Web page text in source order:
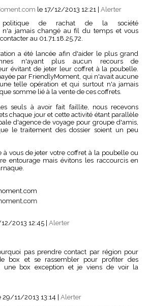
le 17/12/2013 12:21 Alerter
de rachat de la société
n'a jamais changé au fil du temps et vous
au 01.71.18.25.72.
a été lancée afin d'aider le plus grand
n'ayant plus aucun recours de
évitant de jeter leur coffret à la poubelle.
par FriendlyMoment, qui n'avait aucune
telle opération et qui surtout n'a jamais
somme lié à la vente de ces coffrets.
seuls à avoir fait faillite, nous recevons
chaque jour et cette activité étant parallèle
d'agence de voyage pour groupe d'amis,
le traitement des dossier soient un peu
à vous de jeter votre coffret à la poubelle ou
entourage mais évitons les raccourcis en
2013 12:45
Alerter
pas prendre contact par région pour
box et se rassembler pour profiter des
une box exception et je viens de voir la
29/11/2013 13:14 | Alerter